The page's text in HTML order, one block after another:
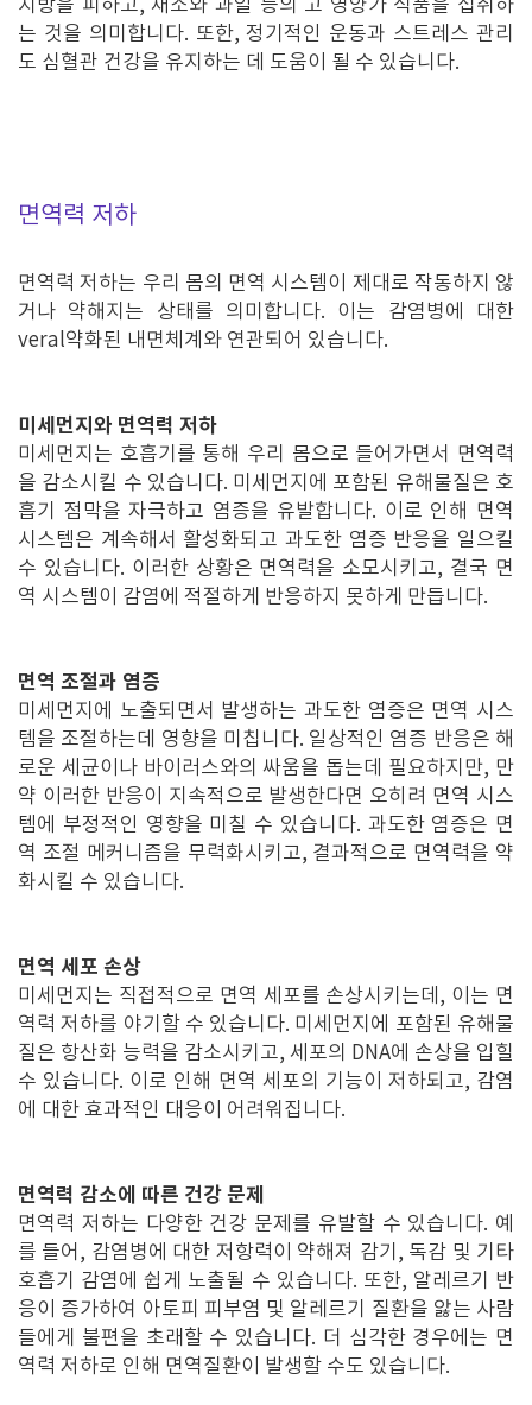
지방을 피하고, 채소와 과일 등의 고 영양가 식품을 섭취하
는 것을 의미합니다. 또한, 정기적인 운동과 스트레스 관리
도 심혈관 건강을 유지하는 데 도움이 될 수 있습니다.
면역력 저하
면역력 저하는 우리 몸의 면역 시스템이 제대로 작동하지 않
거나 약해지는 상태를 의미합니다. 이는 감염병에 대한
veral약화된 내면체계와 연관되어 있습니다.
미세먼지와 면역력 저하
미세먼지는 호흡기를 통해 우리 몸으로 들어가면서 면역력
을 감소시킬 수 있습니다. 미세먼지에 포함된 유해물질은 호
흡기 점막을 자극하고 염증을 유발합니다. 이로 인해 면역
시스템은 계속해서 활성화되고 과도한 염증 반응을 일으킬
수 있습니다. 이러한 상황은 면역력을 소모시키고, 결국 면
역 시스템이 감염에 적절하게 반응하지 못하게 만듭니다.
면역 조절과 염증
미세먼지에 노출되면서 발생하는 과도한 염증은 면역 시스
템을 조절하는데 영향을 미칩니다. 일상적인 염증 반응은 해
로운 세균이나 바이러스와의 싸움을 돕는데 필요하지만, 만
약 이러한 반응이 지속적으로 발생한다면 오히려 면역 시스
템에 부정적인 영향을 미칠 수 있습니다. 과도한 염증은 면
역 조절 메커니즘을 무력화시키고, 결과적으로 면역력을 약
화시킬 수 있습니다.
면역 세포 손상
미세먼지는 직접적으로 면역 세포를 손상시키는데, 이는 면
역력 저하를 야기할 수 있습니다. 미세먼지에 포함된 유해물
질은 항산화 능력을 감소시키고, 세포의 DNA에 손상을 입힐
수 있습니다. 이로 인해 면역 세포의 기능이 저하되고, 감염
에 대한 효과적인 대응이 어려워집니다.
면역력 감소에 따른 건강 문제
면역력 저하는 다양한 건강 문제를 유발할 수 있습니다. 예
를 들어, 감염병에 대한 저항력이 약해져 감기, 독감 및 기타
호흡기 감염에 쉽게 노출될 수 있습니다. 또한, 알레르기 반
응이 증가하여 아토피 피부염 및 알레르기 질환을 앓는 사람
들에게 불편을 초래할 수 있습니다. 더 심각한 경우에는 면
역력 저하로 인해 면역질환이 발생할 수도 있습니다.